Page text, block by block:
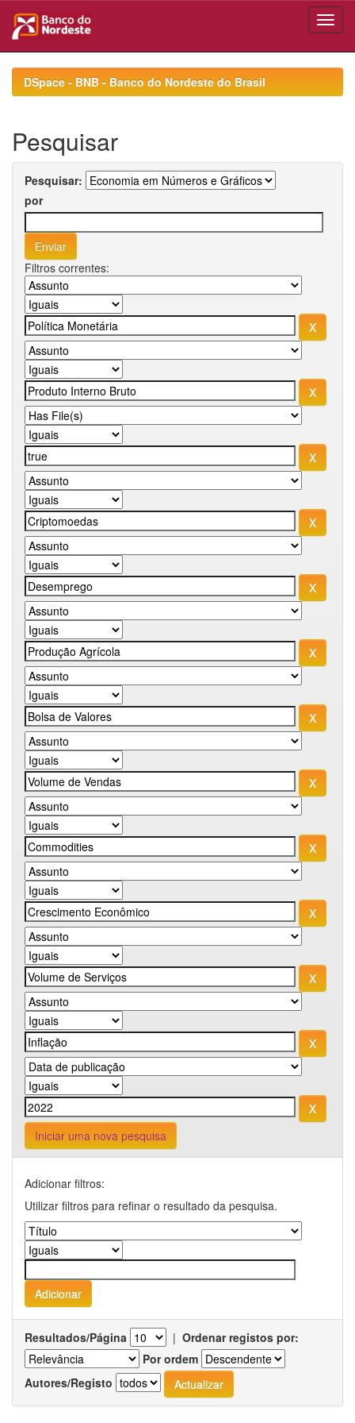
navigationDSpace - BNB - Banco do Nordeste do Brasil
Pesquisar
Pesquisar:
por
Filtros correntes:
Iniciar uma nova pesquisa
Adicionar filtros:
Utilizar filtros para refinar o resultado da pesquisa.
Resultados/Página | Ordenar registos por:
Por ordem
Autores/Registo